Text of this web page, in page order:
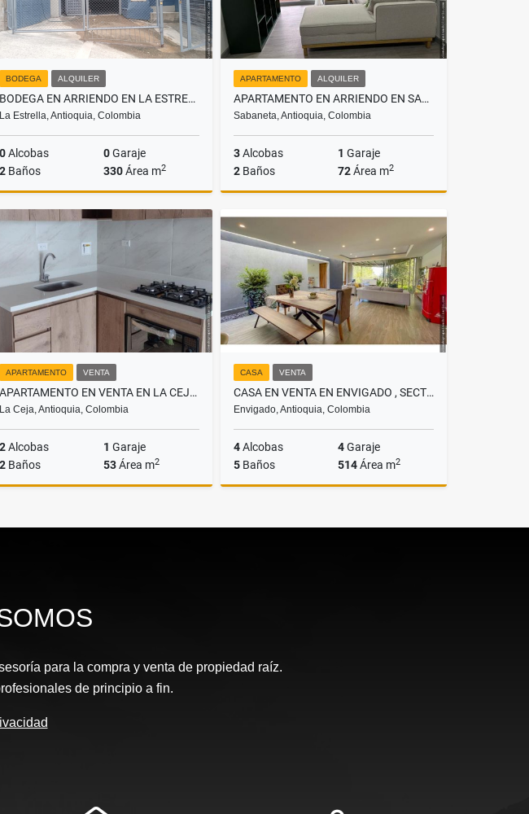
BODEGA ALQUILER
BODEGA EN ARRIENDO EN LA ESTRELLA, SECTOR ANCÓN
La Estrella, Antioquia, Colombia
0Alcobas 0Garaje
2 Baños 330Área m2
Alquiler
APARTAMENTO ALQUILER
APARTAMENTO EN ARRIENDO EN SABANETA, SECTOR LOMA LINDA
Sabaneta, Antioquia, Colombia
3Alcobas 1 Garaje
2 Baños 72Área m2
Alquiler
APARTAMENTO VENTA
APARTAMENTO EN VENTA EN LA CEJA , SECTOR EL TAMBO
La Ceja, Antioquia, Colombia
2Alcobas 1 Garaje
2 Baños 53Área m2
$285.000.000
CASA VENTA
CASA EN VENTA EN ENVIGADO , SECTOR ESCOBERO
Envigado, Antioquia, Colombia
4Alcobas 4Garaje
5 Baños 514Área m2
$2.590.000.000
para la compra y venta de propiedad raíz.
de principio a fin.